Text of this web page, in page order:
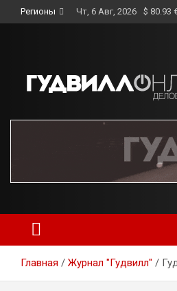
to
Регионы Чт, 6 Авг, 2026 $ 80.93
Главная Журнал "Гудвилл"